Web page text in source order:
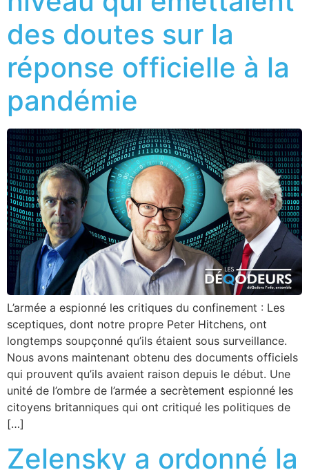
des doutes sur la
réponse officielle à la
pandémie
L’armée a espionné les critiques du confinement : Les
sceptiques, dont notre propre Peter Hitchens, ont
longtemps soupçonné qu’ils étaient sous surveillance.
Nous avons maintenant obtenu des documents officiels
qui prouvent qu’ils avaient raison depuis le début. Une
unité de l’ombre de l’armée a secrètement espionné les
citoyens britanniques qui ont critiqué les politiques de
[…]
Zelensky a ordonné la